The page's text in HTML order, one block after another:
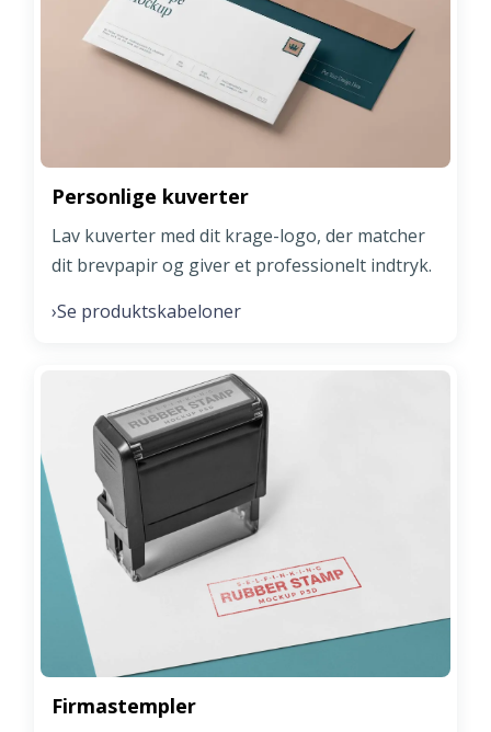
Personlige kuverter
Lav kuverter med dit krage-logo, der matcher
dit brevpapir og giver et professionelt indtryk.
›Se produktskabeloner
Firmastempler